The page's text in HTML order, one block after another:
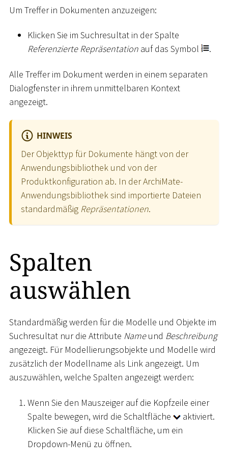
Um Treffer in Dokumenten anzuzeigen:
Klicken Sie im Suchresultat in der Spalte
Referenzierte Repräsentation auf das Symbol .
Alle Treffer im Dokument werden in einem separaten
Dialogfenster in ihrem unmittelbaren Kontext
angezeigt.
HINWEIS
Der Objekttyp für Dokumente hängt von der
Anwendungsbibliothek und von der
Produktkonfiguration ab. In der ArchiMate-
Anwendungsbibliothek sind importierte Dateien
standardmäßig Repräsentationen.
Spalten
auswählen
Standardmäßig werden für die Modelle und Objekte im
Suchresultat nur die Attribute Nameund Beschreibung
angezeigt. Für Modellierungsobjekte und Modelle wird
zusätzlich der Modellname als Link angezeigt. Um
auszuwählen, welche Spalten angezeigt werden:
Wenn Sie den Mauszeiger auf die Kopfzeile einer
Spalte bewegen, wird die Schaltfläche
aktiviert.
Klicken Sie auf diese Schaltfläche, um ein
Dropdown-Menü zu öffnen.